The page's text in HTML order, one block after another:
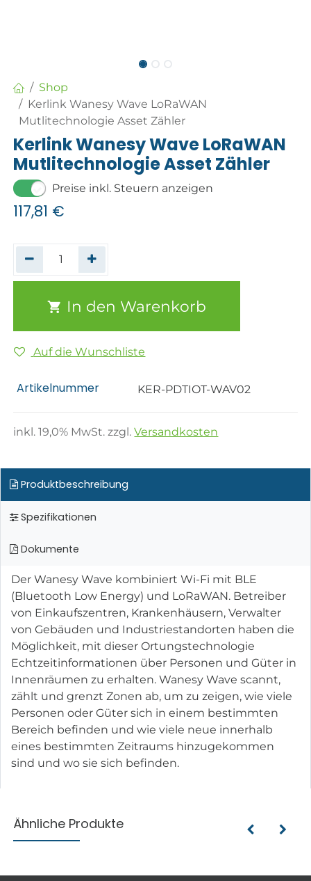
Shop
Kerlink Wanesy Wave LoRaWAN
Mutlitechnologie Asset Zähler
Kerlink Wanesy Wave LoRaWAN
Mutlitechnologie Asset Zähler
Preise inkl. Steuern anzeigen
117,81 €
In den Warenkorb
Auf die Wunschliste
Artikelnummer KER-PDTIOT-WAV02
inkl.19,0% MwSt. zzgl.Versandkosten
Produktbeschreibung
Spezifikationen
Dokumente
Der Wanesy Wave kombiniert Wi-Fi mit BLE
(Bluetooth Low Energy) und LoRaWAN. Betreiber
von Einkaufszentren, Krankenhäusern, Verwalter
von Gebäuden und Industriestandorten haben die
Möglichkeit, mit dieser Ortungstechnologie
Echtzeitinformationen über Personen und Güter in
Innenräumen zu erhalten. Wanesy Wave scannt,
zählt und grenzt Zonen ab, um zu zeigen, wie viele
Personen oder Güter sich in einem bestimmten
Bereich befinden und wie viele neue innerhalb
eines bestimmten Zeitraums hinzugekommen
sind und wo sie sich befinden.
Ähnliche Produkte